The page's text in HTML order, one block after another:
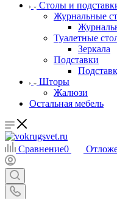
Столы и
Журнальные
Туалетные
Зеркала
Подставки
Шторы
Жалюзи
Остальная мебель
Сравнение0